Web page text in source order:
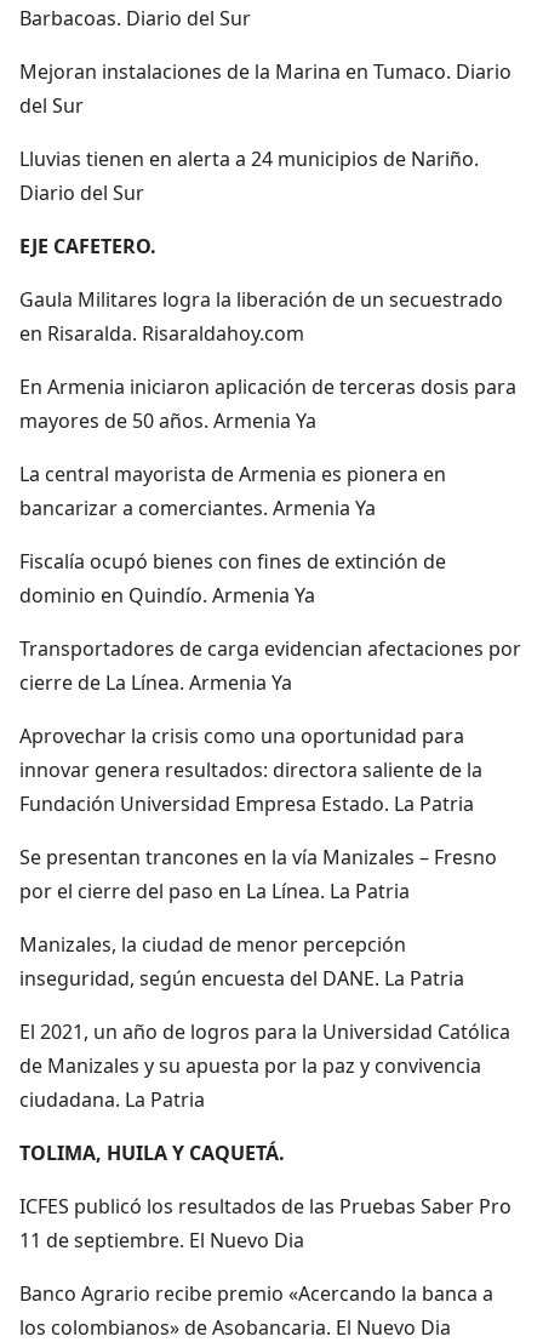
Barbacoas. Diario del Sur
Mejoran instalaciones de la Marina en Tumaco. Diario
del Sur
Lluvias tienen en alerta a 24 municipios de Nariño.
Diario del Sur
EJE CAFETERO.
Gaula Militares logra la liberación de un secuestrado
en Risaralda. Risaraldahoy.com
En Armenia iniciaron aplicación de terceras dosis para
mayores de 50 años. Armenia Ya
La central mayorista de Armenia es pionera en
bancarizar a comerciantes. Armenia Ya
Fiscalía ocupó bienes con fines de extinción de
dominio en Quindío. Armenia Ya
Transportadores de carga evidencian afectaciones por
cierre de La Línea. Armenia Ya
Aprovechar la crisis como una oportunidad para
innovar genera resultados: directora saliente de la
Fundación Universidad Empresa Estado. La Patria
Se presentan trancones en la vía Manizales – Fresno
por el cierre del paso en La Línea. La Patria
Manizales, la ciudad de menor percepción
inseguridad, según encuesta del DANE. La Patria
El 2021, un año de logros para la Universidad Católica
de Manizales y su apuesta por la paz y convivencia
ciudadana. La Patria
TOLIMA, HUILA Y CAQUETÁ.
ICFES publicó los resultados de las Pruebas Saber Pro
11 de septiembre. El Nuevo Dia
Banco Agrario recibe premio «Acercando la banca a
los colombianos» de Asobancaria. El Nuevo Dia